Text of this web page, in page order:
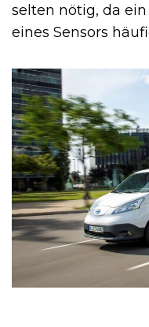
selten nötig, da
eines Sensors